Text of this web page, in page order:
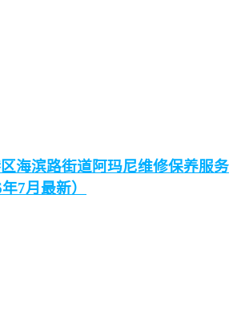
海滨路街道阿玛尼维修保养服务
7月最新）